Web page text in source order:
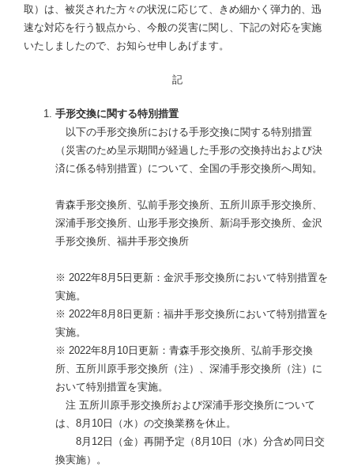
取）は、被災された方々の状況に応じて、きめ細かく弾力的、迅
速な対応を行う観点から、今般の災害に関し、下記の対応を実施
いたしましたので、お知らせ申しあげます。
記
手形交換に関する特別措置
以下の手形交換所における手形交換に関する特別措置
（災害のため呈示期間が経過した手形の交換持出および決
済に係る特別措置）について、全国の手形交換所へ周知。
青森手形交換所、弘前手形交換所、五所川原手形交換所、
深浦手形交換所、山形手形交換所、新潟手形交換所、金沢
手形交換所、福井手形交換所
※ 2022年8月5日更新：金沢手形交換所において特別措置を
実施。
※ 2022年8月8日更新：福井手形交換所において特別措置を
実施。
※ 2022年8月10日更新：青森手形交換所、弘前手形交換
所、五所川原手形交換所（注）、深浦手形交換所（注）に
おいて特別措置を実施。
注 五所川原手形交換所および深浦手形交換所について
は、8月10日（水）の交換業務を休止。
8月12日（金）再開予定（8月10日（水）分含め同日交
換実施）。